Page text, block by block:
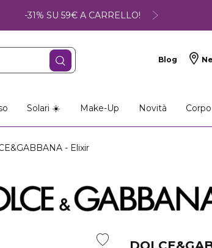
-31% SU 59€ A CARRELLO!
Blog
Solari ☀️ Make-Up Novità Corpo
- Elixir